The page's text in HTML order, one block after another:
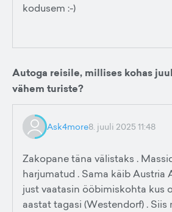
kodusem :-)
Autoga reisile, millises kohas
vähem turiste?
Ask4more8. juuli 2025 11:48
Zakopane täna välistaks .
harjumatud . Sama käib Austria
just vaatasin ööbimiskohta kus
aastat tagasi (Westendorf) . Siis